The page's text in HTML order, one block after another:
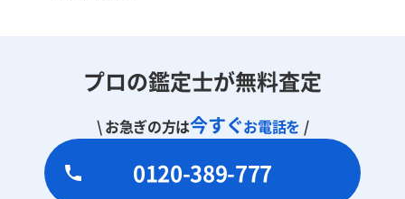
プロの鑑定士が無料査定
\ お急ぎの方は今すぐお電話を /
0120-389-777